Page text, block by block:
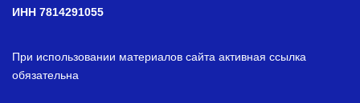
ИНН 7814291055
При использовании материалов сайта активная ссылка
обязательна